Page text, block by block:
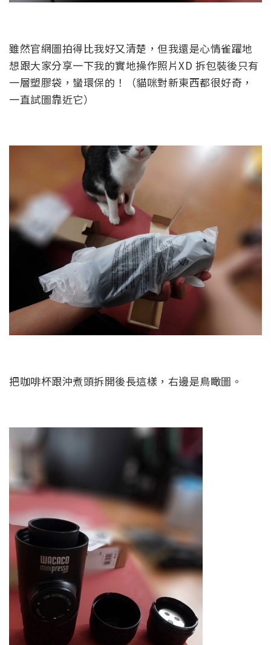
雖然官網圖拍得比我好又清楚，但我還是心情雀躍地
想跟大家分享一下我的實地操作照片XD 拆包裝後只有
一層塑膠袋，蠻環保的！（貓咪對新東西都很好奇，
一直試圖靠近它）
把咖啡杯跟沖煮頭拆開後長這樣，右邊是鳥瞰圖。